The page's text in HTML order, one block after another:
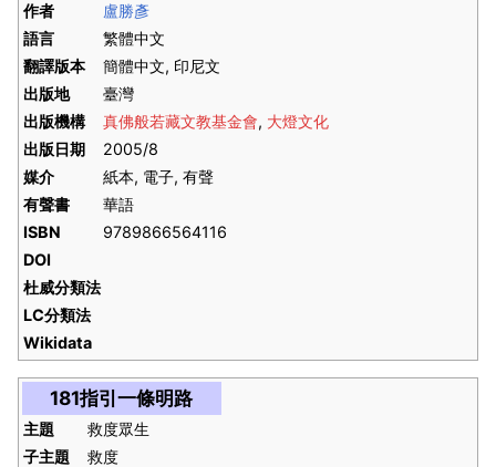
作者
盧勝彥
語言
繁體中文
翻譯版本
簡體中文, 印尼文
出版地
臺灣
出版機構
真佛般若藏文教基金會, 大燈文化
出版日期
2005/8
媒介
紙本, 電子, 有聲
有聲書
華語
ISBN
9789866564116
DOI
杜威分類法
LC分類法
Wikidata
181指引一條明路
主題
救度眾生
子主題
救度